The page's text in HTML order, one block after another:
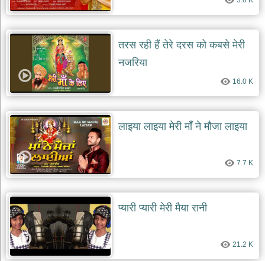
तरस रही हैं तेरे दरस को कबसे मेरी
नजरिया
16.0 K
लाइया लाइया मेरी माँ ने मौजा लाइया
7.7 K
प्यारी प्यारी मेरी मैया रानी
21.2 K